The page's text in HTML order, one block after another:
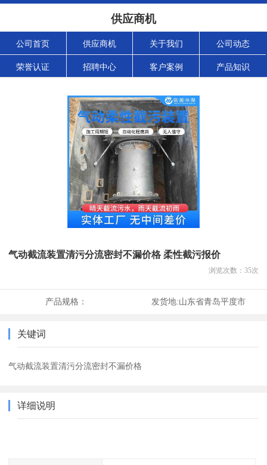
供应商机
公司首页 供应商机 关于我们 公司动态
荣誉认证 招聘中心 客户案例 产品知识
气动截流装置清污分流密封不漏价格 柔性截污报价
浏览次数： 35次
产品规格： 发货地:山东省青岛平度市
关键词
气动截流装置清污分流密封不漏价格
详细说明